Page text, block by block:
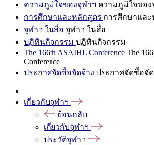
ความภูมิใจของจุฬาฯ ความภูมิใจของ
การศึกษาและหลักสูตร การศึกษาและ
จุฬาฯ ในสื่อ จุฬาฯ ในสื่อ
ปฏิทินกิจกรรม ปฏิทินกิจกรรม
The 166th ASAIHL Conference The
Conference
ประกาศจัดซื้อจัดจ้าง ประกาศจัดซื้อจัด
เกี่ยวกับจุฬาฯ
ย้อนกลับ
เกี่ยวกับจุฬาฯ
ประวัติจุฬาฯ